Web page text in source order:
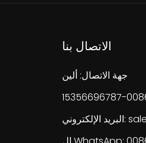
الاتصال بنا
جهة الاتصال: ألين
البريد الإلكتروني: